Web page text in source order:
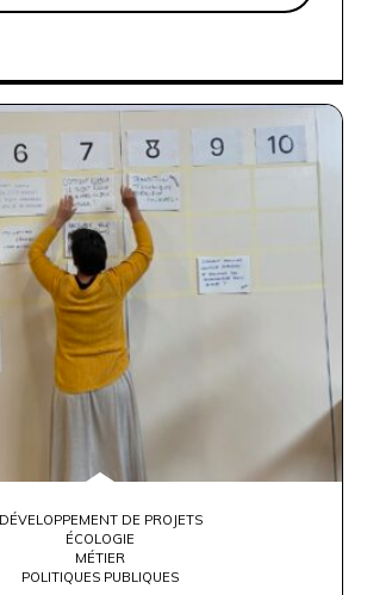
DÉVELOPPEMENT DE PROJETS
ÉCOLOGIE
MÉTIER
POLITIQUES PUBLIQUES